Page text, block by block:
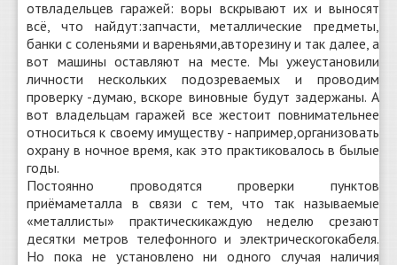
отвладельцев гаражей: воры вскрывают их и выносят
всё, что найдут:запчасти, металлические предметы,
банки с соленьями и вареньями,авторезину и так далее, а
вот машины оставляют на месте. Мы ужеустановили
личности нескольких подозреваемых и проводим
проверку -думаю, вскоре виновные будут задержаны. А
вот владельцам гаражей все жестоит повнимательнее
относиться к своему имуществу - например,организовать
охрану в ночное время, как это практиковалось в былые
годы.
Постоянно проводятся проверки пунктов
приёмаметалла в связи с тем, что так называемые
«металлисты» практическикаждую неделю срезают
десятки метров телефонного и электрическогокабеля.
Но пока не установлено ни одного случая наличия